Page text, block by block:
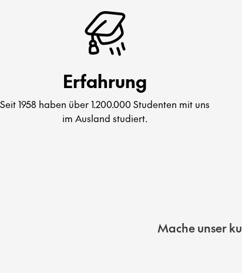
Erfahrung
Seit 1958 haben über 1.200.000 Studenten mit uns
im Ausland studiert.
Mache unser